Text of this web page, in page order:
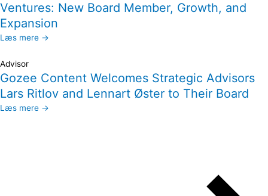
Ventures: New Board Member, Growth, and
Expansion
Læs mere →
Advisor
Gozee Content Welcomes Strategic Advisors
Lars Ritlov and Lennart Øster to Their Board
Læs mere →